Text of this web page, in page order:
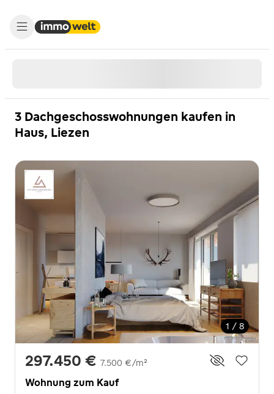
3 Dachgeschosswohnungen kaufen in
Haus, Liezen
1 / 8
297.450 € 7.500 €/m²
Wohnung zum Kauf